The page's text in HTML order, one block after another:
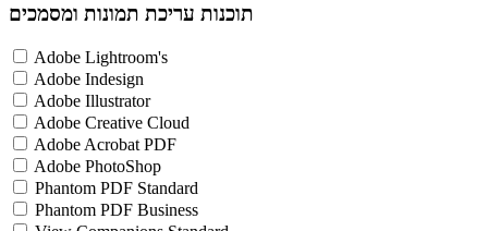
תוכנות עריכת תמונות ומסמכים
Adobe Lightroom's
Adobe Indesign
Adobe Illustrator
Adobe Creative Cloud
Adobe Acrobat PDF
Adobe PhotoShop
Phantom PDF Standard
Phantom PDF Business